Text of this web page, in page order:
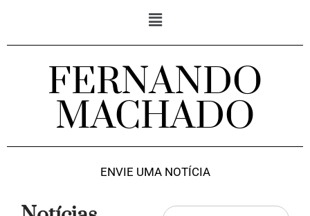
FERNANDO
MACHADO
ENVIE UMA NOTÍCIA